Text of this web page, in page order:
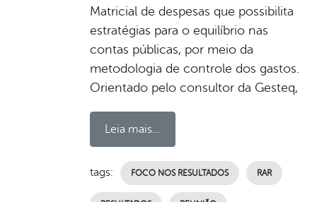
Matricial de despesas que possibilita
estratégias para o equilíbrio nas
contas públicas, por meio da
metodologia de controle dos gastos.
Orientado pelo consultor da Gesteq,
Leia mais...
tags: FOCO NOS RESULTADOS RAR